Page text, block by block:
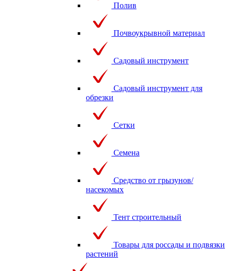
Полив
Почвоукрывной материал
Садовый инструмент
Садовый инструмент для
обрезки
Сетки
Семена
Средство от грызунов/
насекомых
Тент строительный
Товары для россады и подвязки
растений